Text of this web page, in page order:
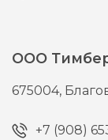
ООО
675004,
+7 (908)